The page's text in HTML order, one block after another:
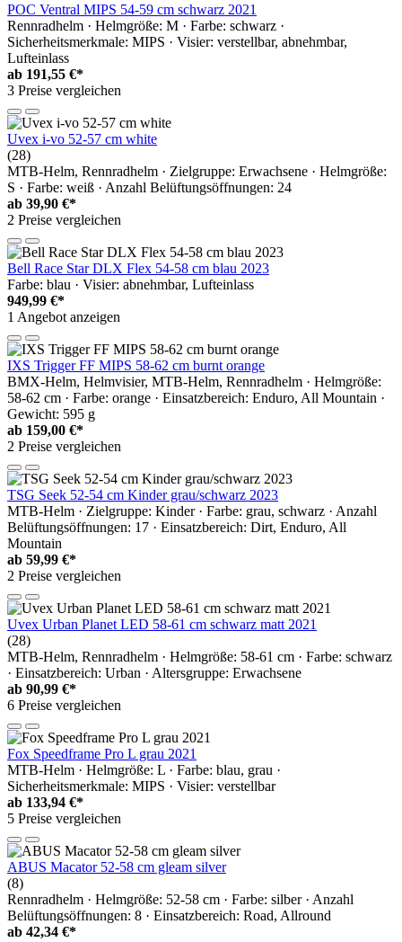
POC Ventral MIPS 54-59 cm schwarz 2021
Rennradhelm · Helmgröße: M · Farbe: schwarz ·
Sicherheitsmerkmale: MIPS · Visier: verstellbar, abnehmbar,
Lufteinlass
ab 191,55 €*
3 Preise vergleichen
Uvex i-vo 52-57 cm white
(28)
MTB-Helm, Rennradhelm · Zielgruppe: Erwachsene · Helmgröße:
S · Farbe: weiß · Anzahl Belüftungsöffnungen: 24
ab 39,90 €*
2 Preise vergleichen
Bell Race Star DLX Flex 54-58 cm blau 2023
Farbe: blau · Visier: abnehmbar, Lufteinlass
949,99 €*
1 Angebot anzeigen
IXS Trigger FF MIPS 58-62 cm burnt orange
BMX-Helm, Helmvisier, MTB-Helm, Rennradhelm · Helmgröße:
58-62 cm · Farbe: orange · Einsatzbereich: Enduro, All Mountain ·
Gewicht: 595 g
ab 159,00 €*
2 Preise vergleichen
TSG Seek 52-54 cm Kinder grau/schwarz 2023
MTB-Helm · Zielgruppe: Kinder · Farbe: grau, schwarz · Anzahl
Belüftungsöffnungen: 17 · Einsatzbereich: Dirt, Enduro, All
Mountain
ab 59,99 €*
2 Preise vergleichen
Uvex Urban Planet LED 58-61 cm schwarz matt 2021
(28)
MTB-Helm, Rennradhelm · Helmgröße: 58-61 cm · Farbe: schwarz
· Einsatzbereich: Urban · Altersgruppe: Erwachsene
ab 90,99 €*
6 Preise vergleichen
Fox Speedframe Pro L grau 2021
MTB-Helm · Helmgröße: L · Farbe: blau, grau ·
Sicherheitsmerkmale: MIPS · Visier: verstellbar
ab 133,94 €*
5 Preise vergleichen
ABUS Macator 52-58 cm gleam silver
(8)
Rennradhelm · Helmgröße: 52-58 cm · Farbe: silber · Anzahl
Belüftungsöffnungen: 8 · Einsatzbereich: Road, Allround
ab 42,34 €*